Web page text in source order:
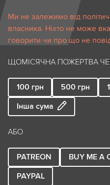
Ми не залежимо від
власника. Ніхто не може
говорити чи про що не
ЩОМІСЯЧНА ПОЖЕРТВА
100 грн 500 грн
Інша сума
АБО
PATREON BUY ME A
PAYPAL